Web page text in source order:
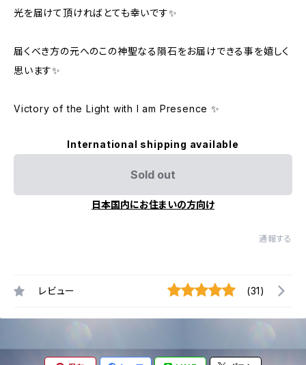
光を届けて頂ければとても幸いです✨
届くべき方の元へのこの神聖なる隕石をお届けできる事を嬉しく
思います✨
Victory of the Light with I am Presence ✨
International shipping available
Sold out
日本国内にお住まいの方向け
通報する
レビュー (31)